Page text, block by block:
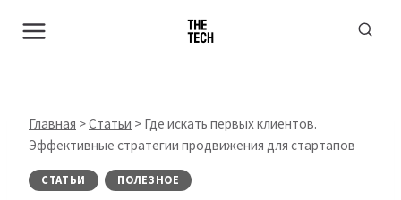
Главная >Статьи > Где искать первых клиентов.
Эффективные стратегии продвижения для стартапов
СТАТЬИ ПОЛЕЗНОЕ